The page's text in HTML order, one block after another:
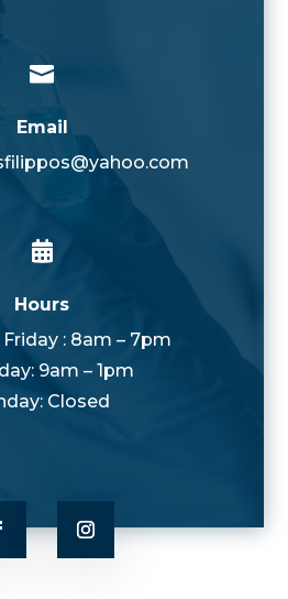

Email

Hours
: 8am – 7pm
9am – 1pm
Closed